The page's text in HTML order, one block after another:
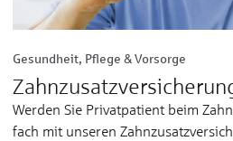
Gesundheit, Pflege & Vorsorge
Wer­den Sie Pri­vat­­pa­­tient beim
fach mit un­­se­­ren